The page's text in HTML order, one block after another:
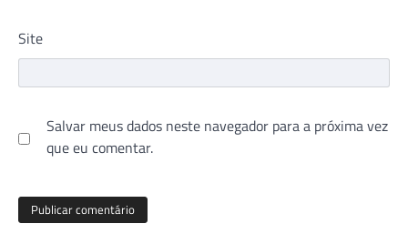
Site
Salvar meus dados neste navegador para a próxima vez
que eu comentar.